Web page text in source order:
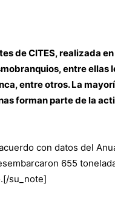
de CITES, realizada
entre ellas
entre otros. La
forman parte de la
con datos del
655
su_note]